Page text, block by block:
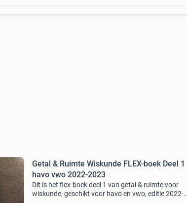
Getal & Ruimte Wiskunde FLEX-boek Deel 1
havo vwo 2022-2023
Dit is het flex-boek deel 1 van getal & ruimte voor
wiskunde, geschikt voor havo en vwo, editie 2022-